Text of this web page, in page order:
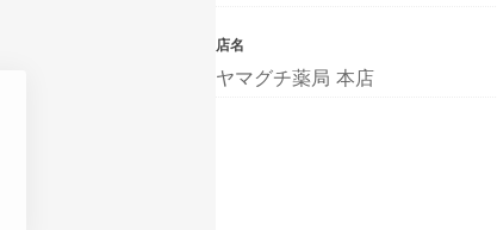
店名
ヤマグチ薬局 本店